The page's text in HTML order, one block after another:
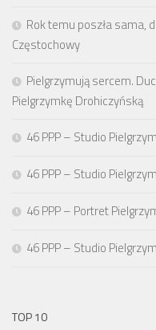
Rok temu poszła sama,
Częstochowy
Pielgrzymują sercem.
Pielgrzymkę Drohiczyńską
46 PPP – Studio
46 PPP – Studio
46 PPP – Portret
46 PPP – Studio
TOP 10